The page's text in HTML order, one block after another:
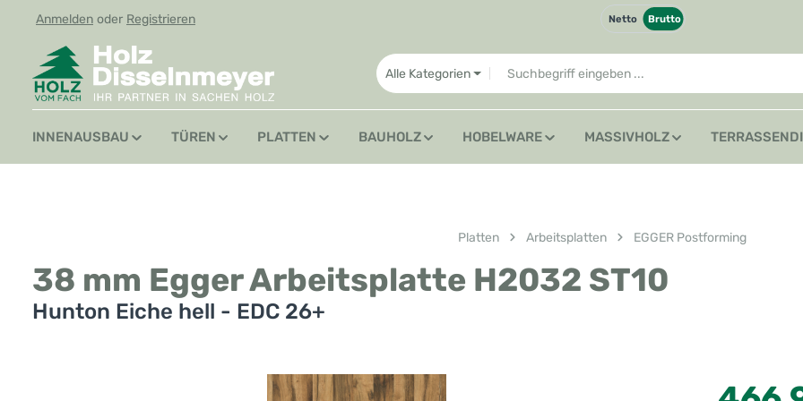
Hauptinhalt springen
Zur Suche springen
Zur Hauptnavigation springen
Anmelden oder Registrieren Netto Brutto
Alle Kategorien
INNENAUSBAU TÜREN PLATTEN BAUHOLZ HOBELWARE MASSIVHOLZ
Platten Arbeitsplatten EGGER Postforming
38 mm Egger Arbeitsplatte H2032 ST10
Hunton Eiche hell - EDC 26+
Regulärer Preis: